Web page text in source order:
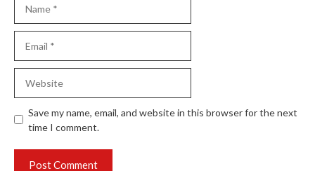
Save my name, email, and website in this browser for the next
time I comment.